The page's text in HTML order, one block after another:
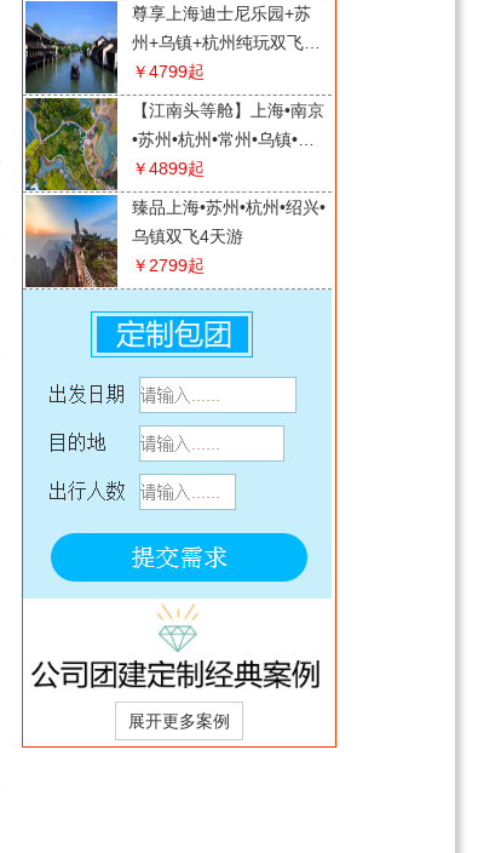
尊享上海迪士尼乐园+苏
州+乌镇+杭州纯玩双飞5
日游
￥4799起
【江南头等舱】上海•南京
•苏州•杭州•常州•乌镇•周
庄•双飞6日游（VIP 18人
精品小包团）
￥4899起
臻品上海•苏州•杭州•绍兴•
乌镇双飞4天游
￥2799起
+苏州+南京+乌镇+周庄
+同里双飞 6 日亲子游
（25人内VIP小团）
￥3299起
趣山东半岛度假双飞5日
游（青岛往返）
￥4380起
山东威海/青岛/威海/荣成
（画海）
￥5280起
山东趵突泉-大明湖-孔府-
孔林-孔庙-泰山纯玩4日品
质游（王牌济泰曲）
￥3580
重庆往返山东日照、青岛
嘉年华、威海、烟台、连
云港双飞5/6日游
￥2680起